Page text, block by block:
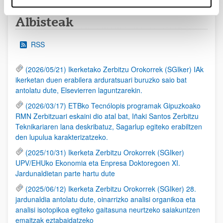
Albisteak
RSS
(2026/05/21) Ikerketako Zerbitzu Orokorrek (SGIker) IAk
ikerketan duen erabilera arduratsuari buruzko saio bat
antolatu dute, Elsevierren laguntzarekin.
(2026/03/17) ETBko Tecnólopis programak Gipuzkoako
RMN Zerbitzuari eskaini dio atal bat, Iñaki Santos Zerbitzu
Teknikariaren lana deskribatuz, Sagarlup egiteko erabiltzen
den lupulua karakterizatzeko.
(2025/10/31) Ikerketa Zerbitzu Orokorrek (SGIker)
UPV/EHUko Ekonomia eta Enpresa Doktoregoen XI.
Jardunaldietan parte hartu dute
(2025/06/12) Ikerketa Zerbitzu Orokorrek (SGIker) 28.
jardunaldia antolatu dute, oinarrizko analisi organikoa eta
analisi isotopikoa egiteko gaitasuna neurtzeko saiakuntzen
emaitzak eztabaidatzeko